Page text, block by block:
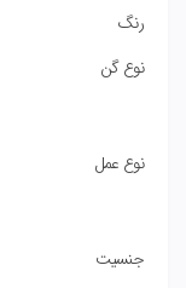
رنگ
نوع گن
نوع عمل
جنسیت